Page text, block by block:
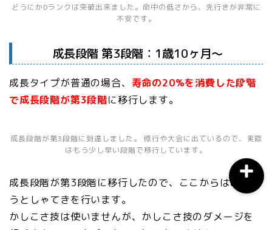
どうにかDランクは突破出来ました。命中の低さから、先行きが非常に
不安です。
成長段階 第3段階：1歳10ヶ月～
成長タイプが普通の場合、 寿命の20%を消費した段階
で成長段階が第3段階に移行します。
成長段階が第3段階に到達しました。 修行や大会に出ているので、実際
はもう少し早い段階で移行しています。
成長段階が第3段階に移行したので、ここからはめいそ
うとしゃてきを行います。
かしこさ技は使いませんが、かしこさ技のダメージを
ウマ娘攻略